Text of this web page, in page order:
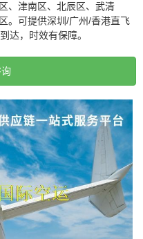
、津南区、北辰区、武清
。可提供深圳/广州/香港直飞
达，时效有保障。